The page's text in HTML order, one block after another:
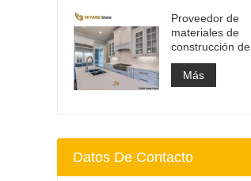
trabajo
Proveedor de
materiales de
construcción de
superficie sólida
de piedra de
cuarzo artificial
Más
Datos De Contacto